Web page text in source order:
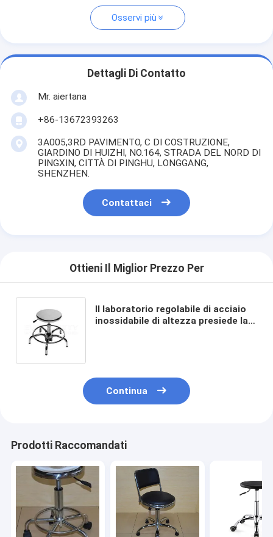
Osservi più
Dettagli Di Contatto
Mr. aiertana
+86-13672393263
3A005,3RD PAVIMENTO, C DI COSTRUZIONE,
GIARDINO DI HUIZHI, NO.164, STRADA DEL NORD DI
PINGXIN, CITTÀ DI PINGHU, LONGGANG,
SHENZHEN.
Contattaci
Ottieni Il Miglior Prezzo Per
Il laboratorio regolabile di acciaio
inossidabile di altezza presiede la
Continua
Prodotti Raccomandati